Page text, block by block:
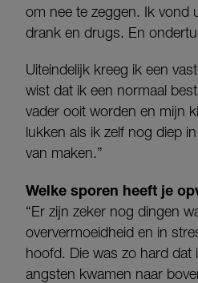
om nee te zeggen. Ik vond
drank en drugs. En
Uiteindelijk kreeg ik een
wist dat ik een normaal
vader ooit worden en mijn
lukken als ik zelf nog diep
van maken.”
Welke sporen heeft je
“Er zijn zeker nog dingen
oververmoeidheid en in
hoofd. Die was zo hard dat
angsten kwamen naar